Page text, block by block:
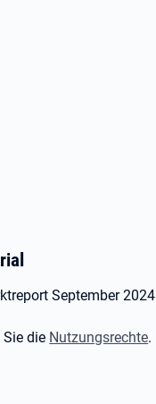
TabSeptember 2024
die Nutzungsrechte.